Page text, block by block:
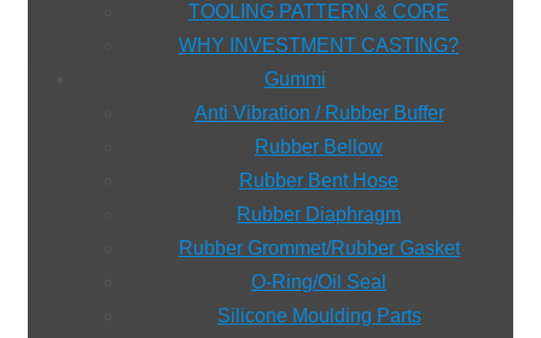
TOOLING PATTERN & CORE
WHY INVESTMENT CASTING?
Gummi
Anti Vibration / Rubber Buffer
Rubber Bellow
Rubber Bent Hose
Rubber Diaphragm
Rubber Grommet/Rubber Gasket
O-Ring/Oil Seal
Silicone Moulding Parts